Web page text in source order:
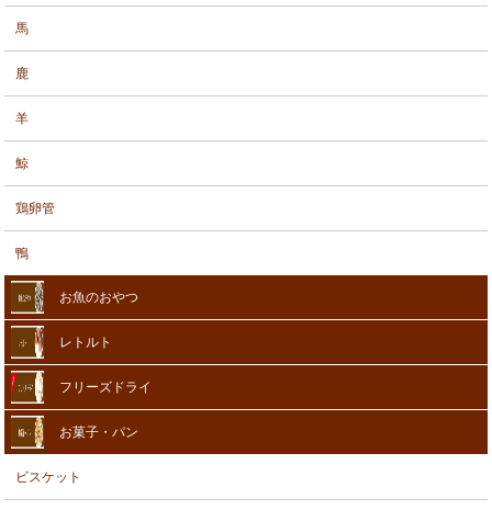
馬
鹿
羊
鯨
鶏卵管
鴨
お魚のおやつ
レトルト
フリーズドライ
お菓子・パン
ビスケット